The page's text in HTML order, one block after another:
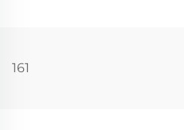
161